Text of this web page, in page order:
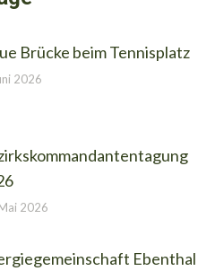
Brücke beim Tennisplatz
2026
2026
Ebenthal